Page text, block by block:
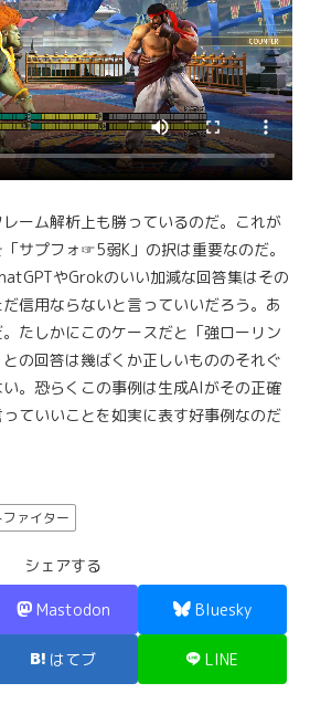
ーム解析上も勝っているのだ。これが
サプフォ☞5弱K」の択は重要なのだ。
やGrokのいい加減な回答集はその
信用ならないと言っていいだろう。あ
たしかにこのケースだと「強ローリン
の回答は幾ばくか正しいもののそれぐ
。恐らくこの事例は生成AIがその正確
ていいことを如実に表す好事例なのだ
ァイター
シェアする
Mastodon Bluesky
はてブ LINE